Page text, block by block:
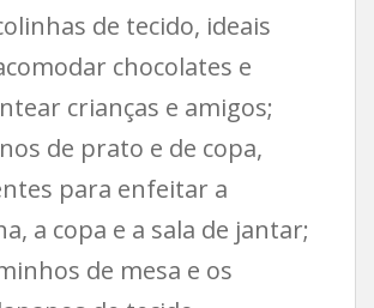
de tecido, ideais
chocolates e
crianças e amigos;
de prato e de copa,
para enfeitar a
a copa e a sala de jantar;
de mesa e os